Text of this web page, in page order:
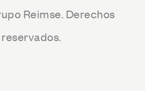
Reimse. Derechos
reservados.